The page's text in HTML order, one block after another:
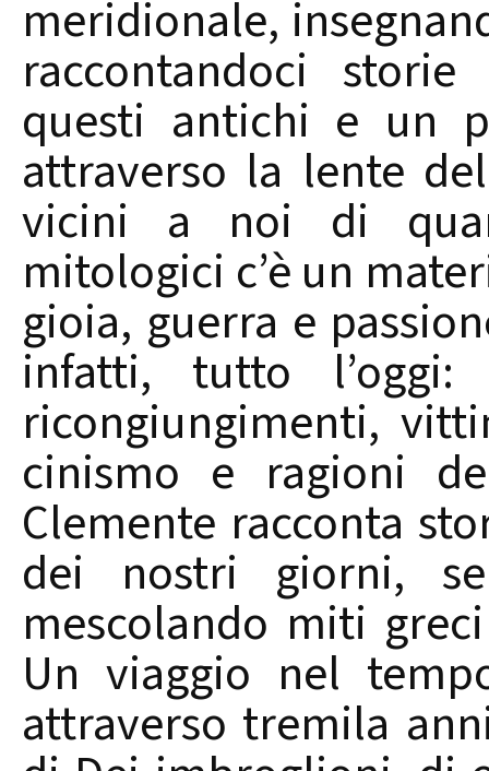
meridionale,
raccontandoci
questi antichi e un
attraverso la lente
vicini a noi di
mitologici c’è un
gioia, guerra e
infatti, tutto
ricongiungimenti,
cinismo e ragioni
Clemente racconta
dei nostri giorni,
mescolando miti
Un viaggio nel
attraverso tremila